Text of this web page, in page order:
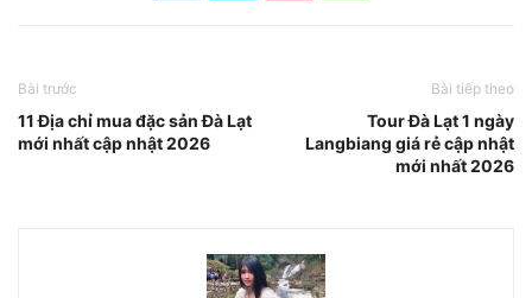
Bài trước
11 Địa chỉ mua đặc sản Đà Lạt
mới nhất cập nhật 2026
Bài tiếp theo
Tour Đà Lạt 1 ngày
Langbiang giá rẻ cập nhật
mới nhất 2026